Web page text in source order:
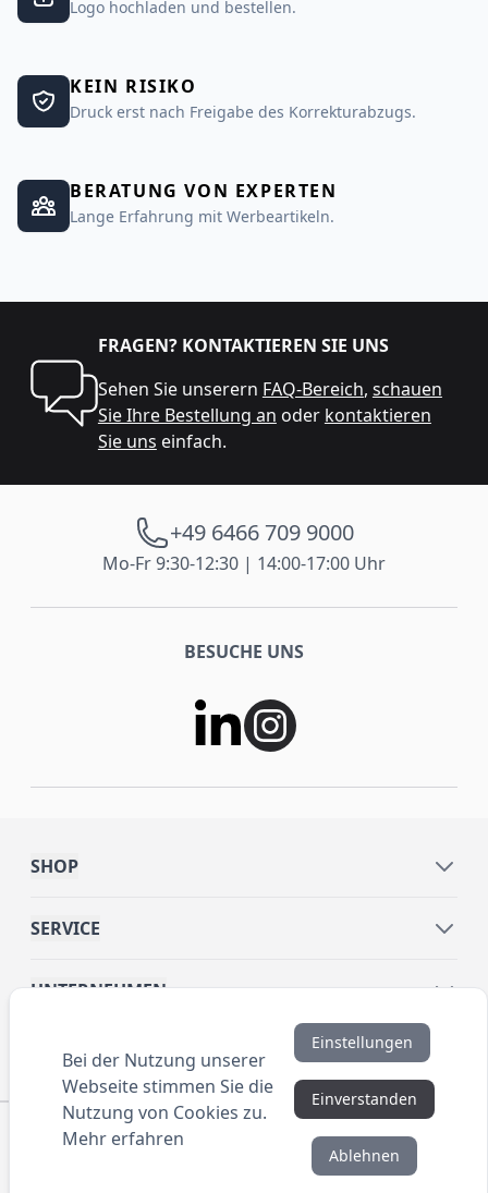
Logo hochladen und bestellen.
KEIN RISIKO
Druck erst nach Freigabe des Korrekturabzugs.
BERATUNG VON EXPERTEN
Lange Erfahrung mit Werbeartikeln.
FRAGEN? KONTAKTIEREN SIE UNS
Sehen Sie unserern FAQ-Bereich, schauen
Sie Ihre Bestellung an oder kontaktieren
Sie uns einfach.
+49 6466 709 9000
Mo-Fr 9:30-12:30 | 14:00-17:00 Uhr
BESUCHE UNS
SHOP
SERVICE
UNTERNEHMEN
INFORMATIONEN
© 2016 ANYBRAND.de. All Rights Reserved. Alle
Preisangaben sind Nettopreise zzgl. MwSt. und Versand.
Kein Privatverkauf. Unser Angebot richtet sich
Bei der Nutzung unserer
Webseite stimmen Sie die
Nutzung von Cookies zu.
Mehr erfahren
Einstellungen
Einverstanden
Ablehnen